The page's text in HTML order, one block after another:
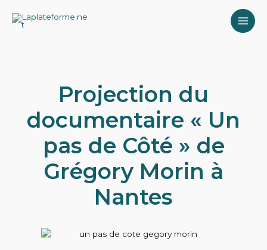
contenu
Projection du
documentaire « Un
pas de Côté » de
Grégory Morin à
Nantes